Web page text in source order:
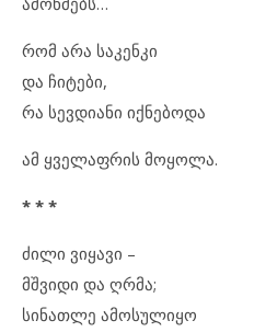
რომ არა საკენკი
და ჩიტები,
რა სევდიანი იქნებოდა
ამ ყველაფრის მოყოლა.
* * *
ძილი ვიყავი –
მშვიდი და ღრმა;
სინათლე ამოსულიყო